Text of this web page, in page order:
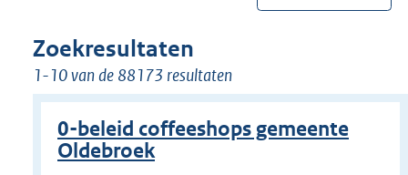
Zoekresultaten
1-10 van de 88173 resultaten
0-beleid coffeeshops gemeente
Oldebroek